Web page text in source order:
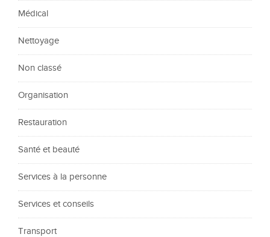
Médical
Nettoyage
Non classé
Organisation
Restauration
Santé et beauté
Services à la personne
Services et conseils
Transport